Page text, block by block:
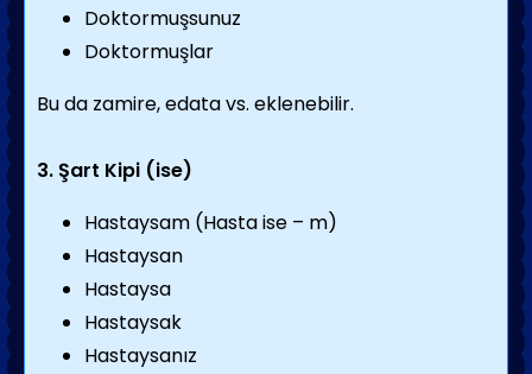
Doktormuşsunuz
Doktormuşlar
Bu da zamire, edata vs. eklenebilir.
3. Şart Kipi (ise)
Hastaysam (Hasta ise – m)
Hastaysan
Hastaysa
Hastaysak
Hastaysanız